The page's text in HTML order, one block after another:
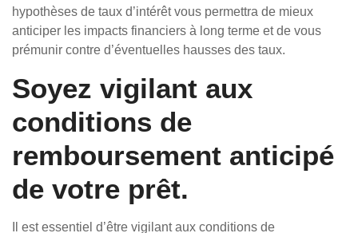
hypothèses de taux d’intérêt vous permettra de mieux
anticiper les impacts financiers à long terme et de vous
prémunir contre d’éventuelles hausses des taux.
Soyez vigilant aux
conditions de
remboursement anticipé
de votre prêt.
Il est essentiel d’être vigilant aux conditions de